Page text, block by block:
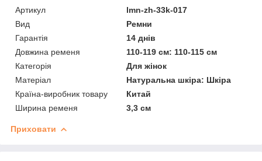
Артикул
lmn-zh-33k-017
Вид
Ремни
Гарантія
14 днів
Довжина ременя
110-119 см: 110-115 см
Категорія
Для жінок
Матеріал
Натуральна шкіра: Шкіра
Країна-виробник товару
Китай
Ширина ременя
3,3 см
Приховати